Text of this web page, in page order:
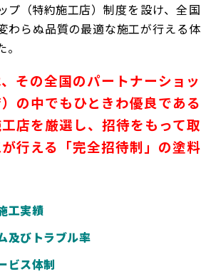
プ（特約施工店） 制度を設け、全国
わらぬ品質の最適な施工が行える体
その全国のパートナーショッ
の中でもひときわ優良である
店を厳選し、招待をもって取
行える「完全招待制」の塗料
工実績
及びトラブル率
ビス体制